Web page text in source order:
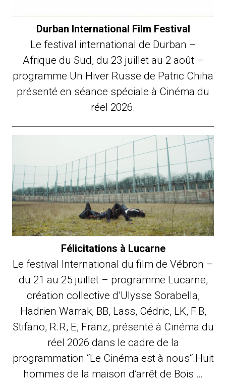
Durban International Film Festival
Le festival international de Durban –
Afrique du Sud, du 23 juillet au 2 août –
programme Un Hiver Russe de Patric Chiha
présenté en séance spéciale à Cinéma du
réel 2026.
Félicitations à Lucarne
Le festival International du film de Vébron –
du 21 au 25 juillet – programme Lucarne,
création collective d’Ulysse Sorabella,
Hadrien Warrak, BB, Lass, Cédric, LK, F.B,
Stifano, R.R, E, Franz, présenté à Cinéma du
réel 2026 dans le cadre de la
programmation “Le Cinéma est à nous“.Huit
hommes de la maison d’arrêt de Bois …